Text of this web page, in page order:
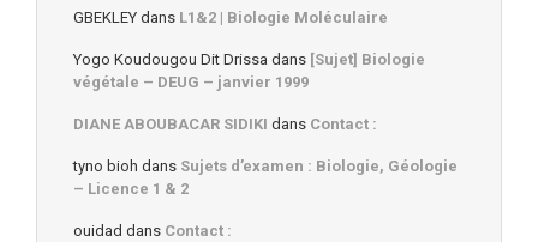
GBEKLEY dans L1&2 | Biologie Moléculaire
Yogo Koudougou Dit Drissa dans [Sujet] Biologie
végétale – DEUG – janvier 1999
DIANE ABOUBACAR SIDIKI dans Contact :
tyno bioh dans Sujets d’examen : Biologie, Géologie
– Licence 1 & 2
ouidad dans Contact :